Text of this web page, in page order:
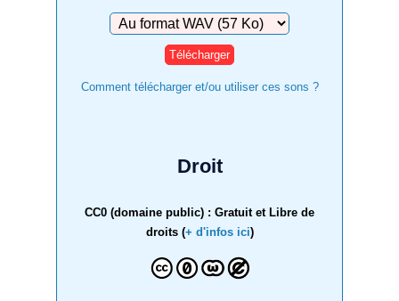
Télécharger
Comment télécharger et/ou utiliser ces sons ?
Droit
CC0 (domaine public) : Gratuit et Libre de
droits (+ d'infos ici)